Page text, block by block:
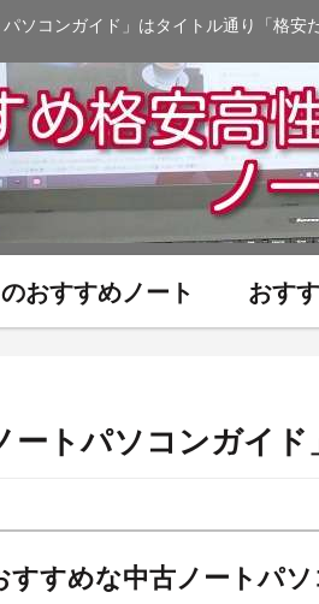
パソコンガイド」はタイトル通り「格
おすすめノート おす
ートパソコンガイ
すめな中古ノートパソ